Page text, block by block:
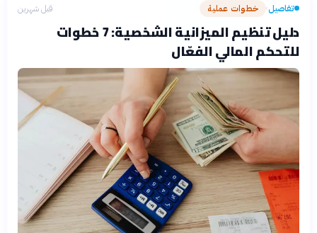
تفاصيل› خطوات عملية قبل شهرين
دليل تنظيم الميزانية الشخصية: 7 خطوات
للتحكم المالي الفعّال